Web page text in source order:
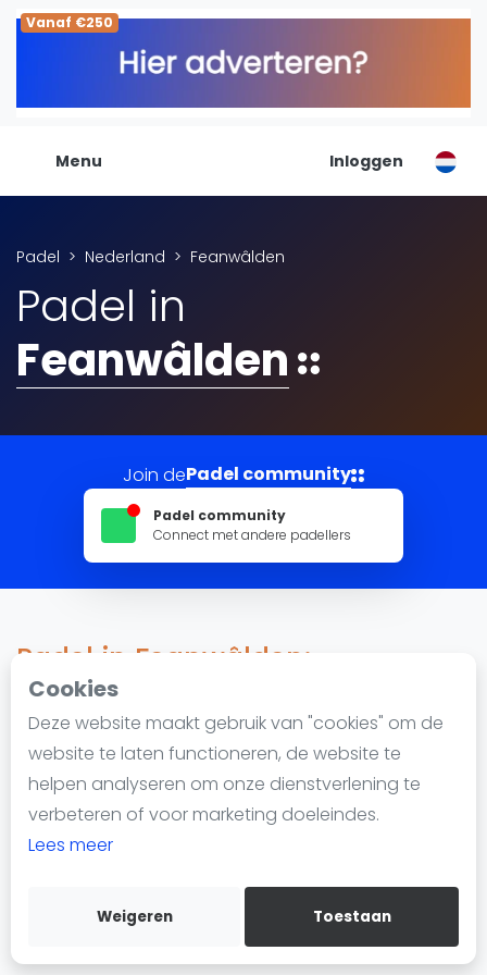
Cookies
Deze website maakt gebruik van "cookies" om de
website te laten functioneren, de website te
helpen analyseren om onze dienstverlening te
verbeteren of voor marketing doeleindes.
Lees meer
Weigeren Toestaan
Vanaf €250
Menu
De Padel Gids
Alle padel locaties
Padelwinkels
Organisatie
Merken
Overige categorien
Reserveringssystemen
Padelscholen
Toevoegen data
Laatste updates
Padel
Nieuws
Vragen over padel
Padelgear
Informatie
Over ons
Contact
Adverteren
Insights
WhatsApp
Join WhatsApp Community
Inloggen
Padel Nederland Feanwâlden
Padel in
Feanwâlden
Join dePadel community
Padel community
Connect met andere padellers
Padel in Feanwâlden:
Reserveren, locaties en lessen
857 impressions since 22 februari 2023
Padel in Feanwâldenwordt steeds populairder. De
stad heeft 1 padellocatie met in totaal 1 padelbaan.
een baan reserveren.